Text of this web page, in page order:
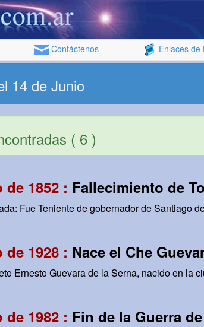
Contáctenos Enlaces de
14 de Junio
( 6 )
1852 : Fallecimiento de
Fue Teniente de gobernador de Santiago
1928 : Nace el Che
Ernesto Guevara de la Serna, nacido en la
1982 : Fin de la Guerra